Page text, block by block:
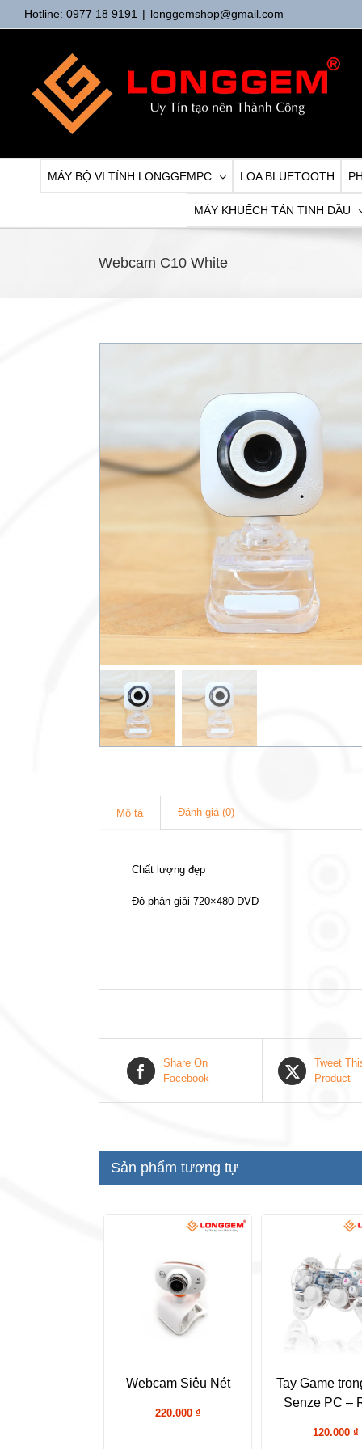
Hotline: 0977 18 9191 | longgemshop@gmail.com
MÁY BỘ VI TÍNH LONGGEMPC LOA BLUETOOTH
MÁY KHUẾCH TÁN TINH DẦU
Webcam C10 White
Mô tả Đánh giá (0)
Chất lượng đẹp
Độ phân giải 720×480 DVD
Share On
Facebook
Tweet
Product
Sản phẩm tương tự
Webcam Siêu Nét
220.000 ₫
Tay Game
Senze PC –
120.000 ₫